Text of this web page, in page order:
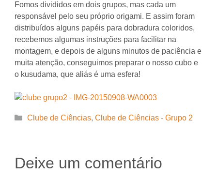
Fomos divididos em dois grupos, mas cada um
responsável pelo seu próprio origami. E assim foram
distribuídos alguns papéis para dobradura coloridos,
recebemos algumas instruções para facilitar na
montagem, e depois de alguns minutos de paciência e
muita atenção, conseguimos preparar o nosso cubo e
o kusudama, que aliás é uma esfera!
Categorias
Clube de Ciências, Clube de Ciências - Grupo 2
Deixe um comentário